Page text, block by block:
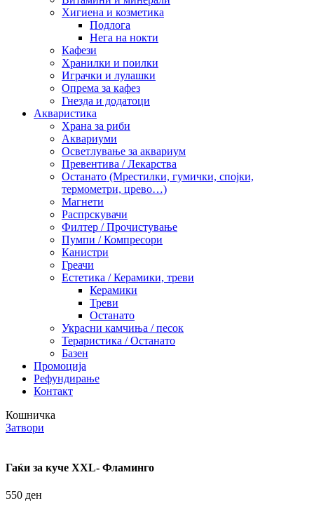
Хигиена и козметика
Подлога
Нега на нокти
Кафези
Хранилки и поилки
Играчки и лулашки
Опрема за кафез
Гнезда и додатоци
Акваристика
Храна за риби
Аквариуми
Осветлување за аквариум
Превентива / Лекарства
Останато (Мрестилки, гумички, спојки,
термометри, црево…)
Магнети
Распрскувачи
Филтер / Прочистување
Пумпи / Компресори
Канистри
Греачи
Естетика / Керамики, треви
Керамики
Треви
Останато
Украсни камчиња / песок
Тераристика / Останато
Базен
Промоција
Рефундирање
Контакт
Кошничка
Затвори
Гаќи за куче XXL- Фламинго
550 ден